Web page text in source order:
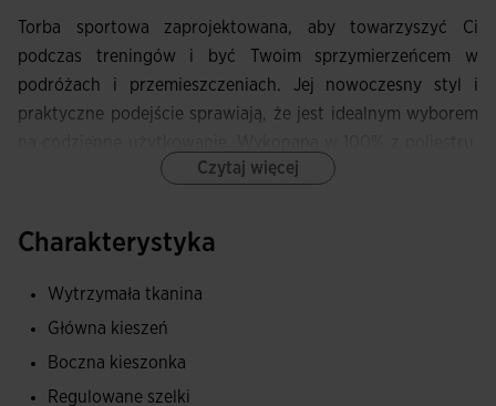
Torba sportowa zaprojektowana, aby towarzyszyć Ci
podczas treningów i być Twoim sprzymierzeńcem w
podróżach i przemieszczeniach. Jej nowoczesny styl i
praktyczne podejście sprawiają, że jest idealnym wyborem
zapewnia doskonałą odporność na zużycie i trwałość,
Twojego sprzętu.
szybkiego dostępu. Wyposażona jest w boczne kieszenie, z
których jedna jest przeznaczona wyłącznie na buty, dzięki
czemu możesz trzymać swoje buty oddzielone od reszty
Czytaj więcej
Charakterystyka
Wytrzymała tkanina
Główna kieszeń
Boczna kieszonka
Regulowane szelki